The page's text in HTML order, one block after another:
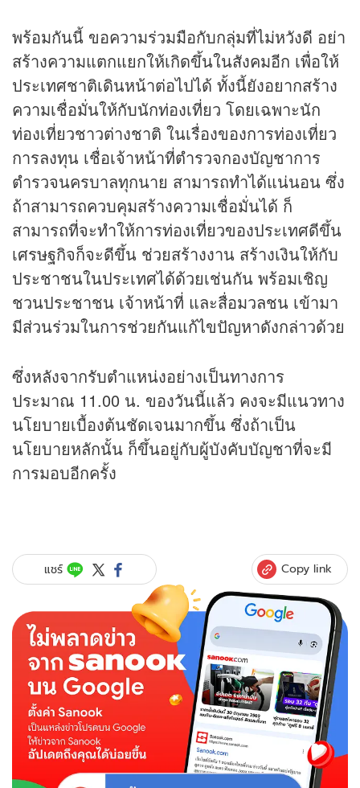
พร้อมกันนี้ ขอความร่วมมือกับกลุ่มที่ไม่หวังดี อย่า
สร้างความแตกแยกให้เกิดขึ้นในสังคมอีก เพื่อให้
ประเทศชาติเดินหน้าต่อไปได้ ทั้งนี้ยังอยากสร้าง
ความเชื่อมั่นให้กับนักท่องเที่ยว โดยเฉพาะนัก
ท่องเที่ยวชาวต่างชาติ ในเรื่องของการท่องเที่ยว
การลงทุน เชื่อเจ้าหน้าที่ตำรวจกองบัญชาการ
ตำรวจนครบาลทุกนาย สามารถทำได้แน่นอน ซึ่ง
ถ้าสามารถควบคุมสร้างความเชื่อมั่นได้ ก็
สามารถที่จะทำให้การท่องเที่ยวของประเทศดีขึ้น
เศรษฐกิจก็จะดีขึ้น ช่วยสร้างงาน สร้างเงินให้กับ
ประชาชนในประเทศได้ด้วยเช่นกัน พร้อมเชิญ
ชวนประชาชน เจ้าหน้าที่ และสื่อมวลชน เข้ามา
มีส่วนร่วมในการช่วยกันแก้ไขปัญหาดังกล่าวด้วย
ซึ่งหลังจากรับตำแหน่งอย่างเป็นทางการ
ประมาณ 11.00 น. ของวันนี้แล้ว คงจะมีแนวทาง
นโยบายเบื้องต้นชัดเจนมากขึ้น ซึ่งถ้าเป็น
นโยบายหลักนั้น ก็ขึ้นอยู่กับผู้บังคับบัญชาที่จะมี
การมอบอีกครั้ง
แชร์ Copy link